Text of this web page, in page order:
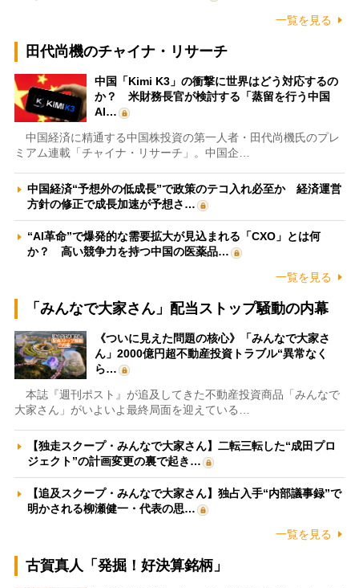
一覧を見る
田代尚機のチャイナ・リサーチ
中国「Kimi K3」の衝撃に世界はどう対応するの
か？ 米財務長官が検討する「蒸留を行う中国
AI…
中国経済に精通する中国株投資の第一人者・田代尚機氏のプレ
ミアム連載「チャイナ・リサーチ」。中国企…
中国経済“予想外の低成長”で政策のテコ入れ必至か 経済運営
方針の修正で成長加速が予想さ…
“AI革命”で爆発的な需要拡大が見込まれる「CXO」とは何
か？ 高い競争力を持つ中国の医薬品…
一覧を見る
「みんなで大家さん」配当ストップ騒動の内幕
《ついに見えた問題の核心》「みんなで大家さ
ん」2000億円超不動産投資トラブル“異常なく
ら…
本誌『週刊ポスト』が追及してきた不動産投資商品「みんなで
大家さん」がいよいよ最終局面を迎えている…
【独走スクープ・みんなで大家さん】二転三転した“成田プロ
ジェクト”の計画変更の裏で起き…
【追及スクープ・みんなで大家さん】独占入手“内部議事録”で
明かされる柳瀬健一・代表の思…
一覧を見る
古賀真人「発掘！好決算銘柄」